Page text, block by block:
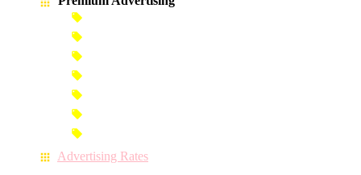
Advertising Rates